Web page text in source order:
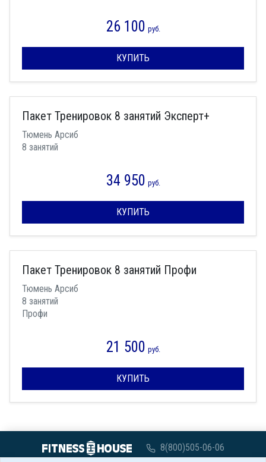
26 100 руб.
КУПИТЬ
Пакет Тренировок 8 занятий Эксперт+
Тюмень Арсиб
8 занятий
34 950 руб.
КУПИТЬ
Пакет Тренировок 8 занятий Профи
Тюмень Арсиб
8 занятий
Профи
21 500 руб.
КУПИТЬ
8(800)505-06-06